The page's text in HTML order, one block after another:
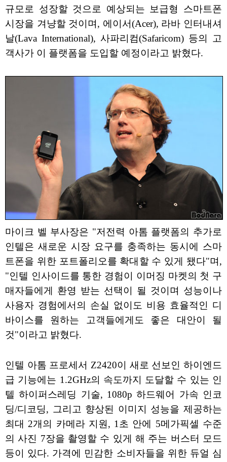
규모로 성장할 것으로 예상되는 보급형 스마트폰
시장을 겨냥할 것이며, 에이서(Acer), 라바 인터내셔
날(Lava International), 사파리컴(Safaricom) 등의 고
객사가 이 플랫폼을 도입할 예정이라고 밝혔다.
마이크 벨 부사장은 "저전력 아톰 플랫폼의 추가로
인텔은 새로운 시장 요구를 충족하는 동시에 스마
트폰을 위한 포트폴리오를 확대할 수 있게 됐다"며,
"인텔 인사이드를 통한 경험이 이머징 마켓의 첫 구
매자들에게 환영 받는 선택이 될 것이며 성능이나
사용자 경험에서의 손실 없이도 비용 효율적인 디
바이스를 원하는 고객들에게도 좋은 대안이 될
것"이라고 밝혔다.
인텔 아톰 프로세서 Z2420이 새로 선보인 하이엔드
급 기능에는 1.2GHz의 속도까지 도달할 수 있는 인
텔 하이퍼스레딩 기술, 1080p 하드웨어 가속 인코
딩/디코딩, 그리고 향상된 이미지 성능을 제공하는
최대 2개의 카메라 지원, 1초 안에 5메가픽셀 수준
의 사진 7장을 촬영할 수 있게 해 주는 버스터 모드
등이 있다. 가격에 민감한 소비자들을 위한 듀얼 심